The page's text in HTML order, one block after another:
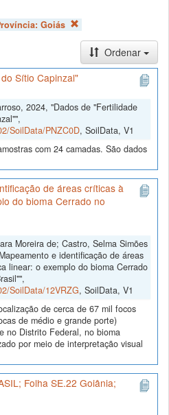
Goiás
Ordenar
Sítio Capinzal"
2024, "Dados de "Fertilidade
SoilData/PNZC0D, SoilData, V1
com 24 camadas. São dados
de áreas críticas à
do bioma Cerrado no
Moreira de; Castro, Selma Simões
e identificação de áreas
linear: o exemplo do bioma Cerrado
SoilData/12VRZG, SoilData, V1
de cerca de 67 mil focos
de médio e grande porte)
no Distrito Federal, no bioma
por meio de interpretação visual
Folha SE.22 Goiânia;